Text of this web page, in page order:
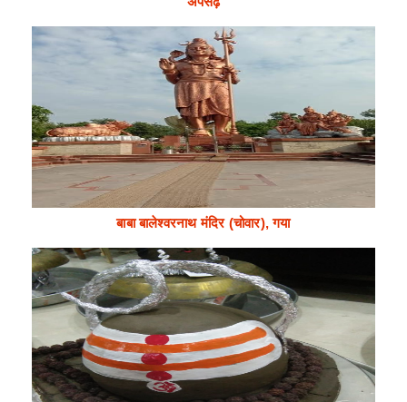
बाबा बालेश्वरनाथ मंदिर (चोवार), गया